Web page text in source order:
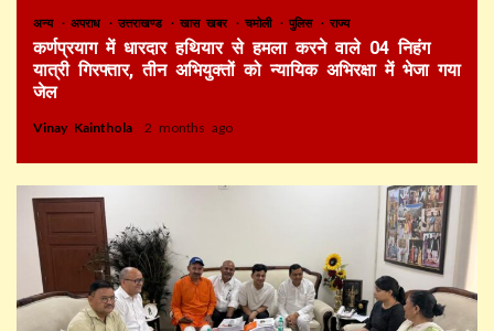
अन्य अपराध उत्तराखण्ड खास खबर चमोली पुलिस राज्य
कर्णप्रयाग में धारदार हथियार से हमला करने वाले 04 निहंग
यात्री गिरफ्तार, तीन अभियुक्तों को न्यायिक अभिरक्षा में भेजा गया
जेल
Vinay Kainthola 2 months ago